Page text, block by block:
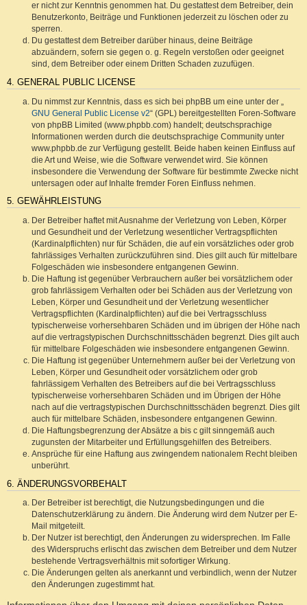
er nicht zur Kenntnis genommen hat. Du gestattest dem Betreiber, dein
Benutzerkonto, Beiträge und Funktionen jederzeit zu löschen oder zu
sperren.
Du gestattest dem Betreiber darüber hinaus, deine Beiträge
abzuändern, sofern sie gegen o. g. Regeln verstoßen oder geeignet
sind, dem Betreiber oder einem Dritten Schaden zuzufügen.
4. GENERAL PUBLIC LICENSE
Du nimmst zur Kenntnis, dass es sich bei phpBB um eine unter der „
GNU General Public License v2“ (GPL) bereitgestellten Foren-Software
von phpBB Limited (www.phpbb.com) handelt; deutschsprachige
Informationen werden durch die deutschsprachige Community unter
www.phpbb.de zur Verfügung gestellt. Beide haben keinen Einfluss auf
die Art und Weise, wie die Software verwendet wird. Sie können
insbesondere die Verwendung der Software für bestimmte Zwecke nicht
untersagen oder auf Inhalte fremder Foren Einfluss nehmen.
5. GEWÄHRLEISTUNG
Der Betreiber haftet mit Ausnahme der Verletzung von Leben, Körper
und Gesundheit und der Verletzung wesentlicher Vertragspflichten
(Kardinalpflichten) nur für Schäden, die auf ein vorsätzliches oder grob
fahrlässiges Verhalten zurückzuführen sind. Dies gilt auch für mittelbare
Folgeschäden wie insbesondere entgangenen Gewinn.
Die Haftung ist gegenüber Verbrauchern außer bei vorsätzlichem oder
grob fahrlässigem Verhalten oder bei Schäden aus der Verletzung von
Leben, Körper und Gesundheit und der Verletzung wesentlicher
Vertragspflichten (Kardinalpflichten) auf die bei Vertragsschluss
typischerweise vorhersehbaren Schäden und im übrigen der Höhe nach
auf die vertragstypischen Durchschnittsschäden begrenzt. Dies gilt auch
für mittelbare Folgeschäden wie insbesondere entgangenen Gewinn.
Die Haftung ist gegenüber Unternehmern außer bei der Verletzung von
Leben, Körper und Gesundheit oder vorsätzlichem oder grob
fahrlässigem Verhalten des Betreibers auf die bei Vertragsschluss
typischerweise vorhersehbaren Schäden und im Übrigen der Höhe
nach auf die vertragstypischen Durchschnittsschäden begrenzt. Dies gilt
auch für mittelbare Schäden, insbesondere entgangenen Gewinn.
Die Haftungsbegrenzung der Absätze a bis c gilt sinngemäß auch
zugunsten der Mitarbeiter und Erfüllungsgehilfen des Betreibers.
Ansprüche für eine Haftung aus zwingendem nationalem Recht bleiben
unberührt.
6. ÄNDERUNGSVORBEHALT
Der Betreiber ist berechtigt, die Nutzungsbedingungen und die
Datenschutzerklärung zu ändern. Die Änderung wird dem Nutzer per E-
Mail mitgeteilt.
Der Nutzer ist berechtigt, den Änderungen zu widersprechen. Im Falle
des Widerspruchs erlischt das zwischen dem Betreiber und dem Nutzer
bestehende Vertragsverhältnis mit sofortiger Wirkung.
Die Änderungen gelten als anerkannt und verbindlich, wenn der Nutzer
den Änderungen zugestimmt hat.